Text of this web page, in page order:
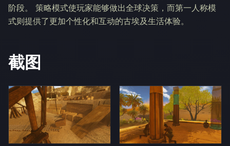
阶段。 策略模式使玩家能够做出全球决策，而第一人称模
式则提供了更加个性化和互动的古埃及生活体验。
截图